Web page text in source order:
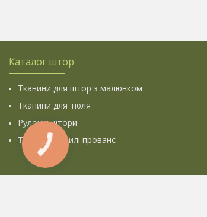
Каталог штор
Тканини для штор з малюнком
Тканини для тюля
Рулонні штори
Тканини у стилі прованс
КНОПКА
ЗВ'ЯЗКУ